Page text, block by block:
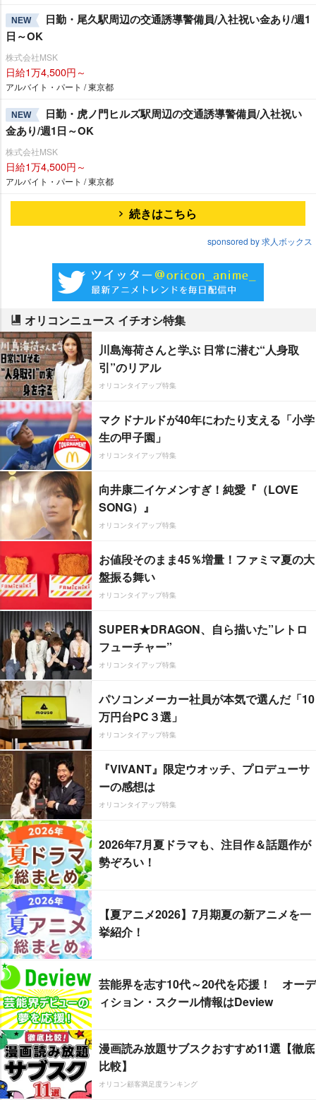
NEW
日勤・尾久駅周辺の交通誘導警備員/入社祝い金あり/週1
日～OK
株式会社MSK
日給1万4,500円～
アルバイト・パート / 東京都
NEW
日勤・虎ノ門ヒルズ駅周辺の交通誘導警備員/入社祝い
金あり/週1日～OK
株式会社MSK
日給1万4,500円～
アルバイト・パート / 東京都
続きはこちら
sponsored by 求人ボックス
オリコンニュース イチオシ特集
川島海荷さんと学ぶ 日常に潜む“人身取
引”のリアル
オリコンタイアップ特集
マクドナルドが40年にわたり支える「小学
生の甲子園」
オリコンタイアップ特集
向井康二イケメンすぎ！純愛『（LOVE
SONG）』
オリコンタイアップ特集
お値段そのまま45％増量！ファミマ夏の大
盤振る舞い
オリコンタイアップ特集
SUPER★DRAGON、自ら描いた”レトロ
フューチャー”
オリコンタイアップ特集
パソコンメーカー社員が本気で選んだ「10
万円台PC３選」
オリコンタイアップ特集
『VIVANT』限定ウオッチ、プロデューサ
ーの感想は
オリコンタイアップ特集
2026年7月夏ドラマも、注目作＆話題作が
勢ぞろい！
【夏アニメ2026】7月期夏の新アニメを一
挙紹介！
芸能界を志す10代～20代を応援！ オーデ
ィション・スクール情報はDeview
漫画読み放題サブスクおすすめ11選【徹底
比較】
オリコン顧客満足度ランキング